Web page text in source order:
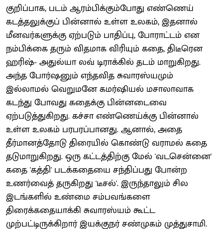
குறிப்பாக, படம் ஆரம்பிக்கும்போது எண்ணெய்
கடத்தலுக்குப் பின்னால் உள்ள உலகம், இதனால்
மீனவர்களுக்கு ஏற்படும் பாதிப்பு, போராட்டம் என
நம்பிக்கை தரும் விதமாக விரியும் கதை, திடீரென
ஹரிஷ்- அதுல்யா லவ் டிராக்கில் தடம் மாறுகிறது.
அந்த போர்ஷனும் எந்தவித சுவாரஸ்யமும்
இல்லாமல் வெறுமனே கமர்ஷியல் மசாலாவாக
கடந்து போவது கதைக்கு பின்னடைவை
ஏற்படுத்துகிறது. கச்சா எண்ணெய்க்கு பின்னால்
உள்ள உலகம் பரபரப்பானது. ஆனால், அதை
தீர்மானத்தோடு திரையில் கொண்டு வராமல் கதை
தடுமாறுகிறது. ஒரு கட்டத்திற்கு மேல் 'வடசென்னை'
கதை 'கத்தி' படக்கதையை சந்திப்பது போன்ற
உணர்வைத் தருகிறது 'டீசல்'. இருந்தாலும் சில
இடங்களில் உண்மை சம்பவங்களை
திரைக்கதையாக்கி சுவாரஸ்யம் கூட்ட
முற்பட்டிருக்கிறார் இயக்குநர் சண்முகம் முத்துசாமி.